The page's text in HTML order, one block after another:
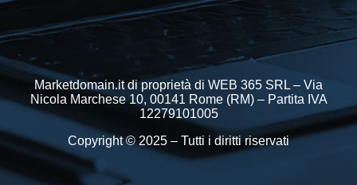
Marketdomain.it di proprietà di WEB 365 SRL – Via
Nicola Marchese 10, 00141 Rome (RM) – Partita IVA
12279101005
Copyright © 2025 – Tutti i diritti riservati